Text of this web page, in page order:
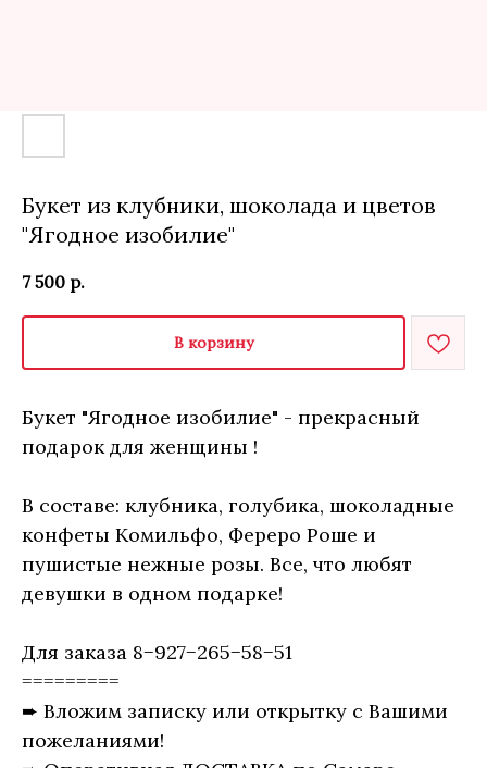
Букет из клубники, шоколада и цветов
"Ягодное изобилие"
7 500 р.
В корзину
Букет "Ягодное изобилие" - прекрасный
подарок для женщины !
В составе: клубника, голубика, шоколадные
конфеты Комильфо, Фереро Роше и
пушистые нежные розы. Все, что любят
девушки в одном подарке!
Для заказа 8−927−265−58−51
=========
➨ Вложим записку или открытку с Вашими
пожеланиями!